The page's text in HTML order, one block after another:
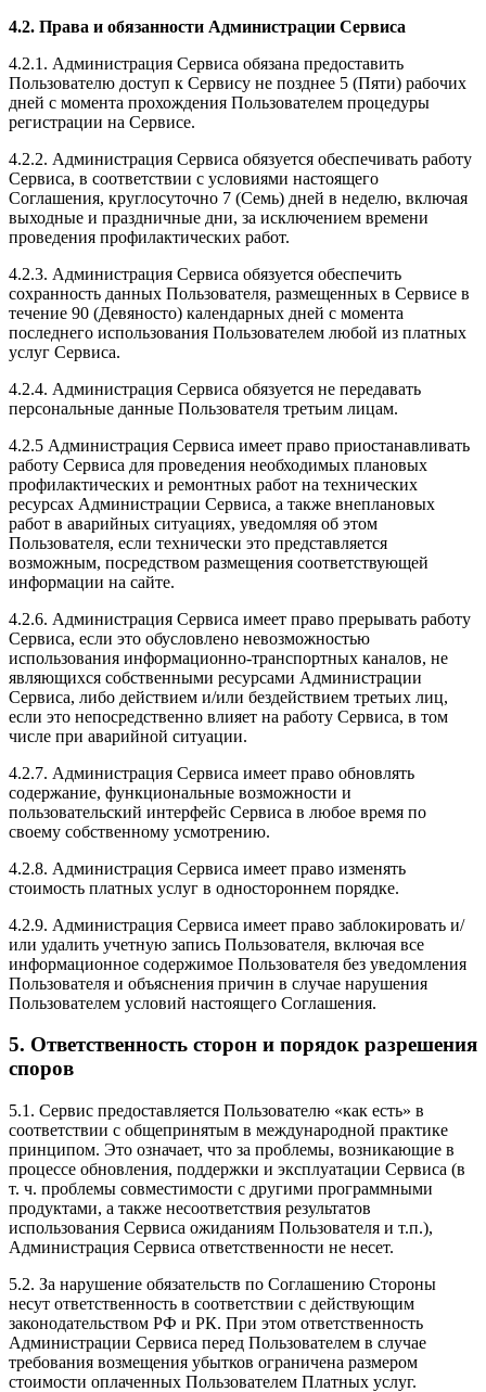
4.2. Права и обязанности Администрации Сервиса
4.2.1. Администрация Сервиса обязана предоставить
Пользователю доступ к Сервису не позднее 5 (Пяти) рабочих
дней с момента прохождения Пользователем процедуры
регистрации на Сервисе.
4.2.2. Администрация Сервиса обязуется обеспечивать работу
Сервиса, в соответствии с условиями настоящего
Соглашения, круглосуточно 7 (Семь) дней в неделю, включая
выходные и праздничные дни, за исключением времени
проведения профилактических работ.
4.2.3. Администрация Сервиса обязуется обеспечить
сохранность данных Пользователя, размещенных в Сервисе в
течение 90 (Девяносто) календарных дней с момента
последнего использования Пользователем любой из платных
услуг Сервиса.
4.2.4. Администрация Сервиса обязуется не передавать
персональные данные Пользователя третьим лицам.
4.2.5 Администрация Сервиса имеет право приостанавливать
работу Сервиса для проведения необходимых плановых
профилактических и ремонтных работ на технических
ресурсах Администрации Сервиса, а также внеплановых
работ в аварийных ситуациях, уведомляя об этом
Пользователя, если технически это представляется
возможным, посредством размещения соответствующей
информации на сайте.
4.2.6. Администрация Сервиса имеет право прерывать работу
Сервиса, если это обусловлено невозможностью
использования информационно-транспортных каналов, не
являющихся собственными ресурсами Администрации
Сервиса, либо действием и/или бездействием третьих лиц,
если это непосредственно влияет на работу Сервиса, в том
числе при аварийной ситуации.
4.2.7. Администрация Сервиса имеет право обновлять
содержание, функциональные возможности и
пользовательский интерфейс Сервиса в любое время по
своему собственному усмотрению.
4.2.8. Администрация Сервиса имеет право изменять
стоимость платных услуг в одностороннем порядке.
4.2.9. Администрация Сервиса имеет право заблокировать и/
или удалить учетную запись Пользователя, включая все
информационное содержимое Пользователя без уведомления
Пользователя и объяснения причин в случае нарушения
Пользователем условий настоящего Соглашения.
5. Ответственность сторон и порядок разрешения
споров
5.1. Сервис предоставляется Пользователю «как есть» в
соответствии с общепринятым в международной практике
принципом. Это означает, что за проблемы, возникающие в
процессе обновления, поддержки и эксплуатации Сервиса (в
т. ч. проблемы совместимости с другими программными
продуктами, а также несоответствия результатов
использования Сервиса ожиданиям Пользователя и т.п.),
Администрация Сервиса ответственности не несет.
5.2. За нарушение обязательств по Соглашению Стороны
несут ответственность в соответствии с действующим
законодательством РФ и РК. При этом ответственность
Администрации Сервиса перед Пользователем в случае
требования возмещения убытков ограничена размером
стоимости оплаченных Пользователем Платных услуг.